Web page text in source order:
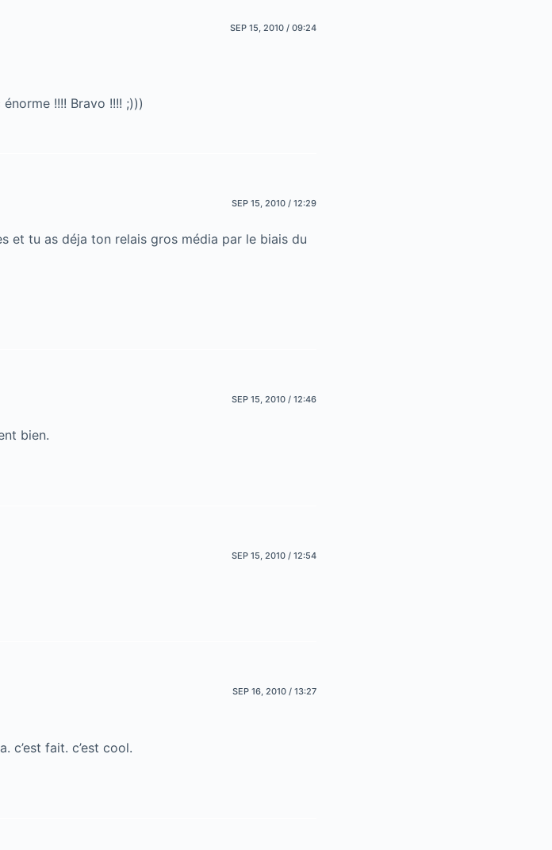
SEP 15, 2010 / 09:24
!!!! Bravo !!!! ;)))
SEP 15, 2010 / 12:29
et tu as déja ton relais gros média par le biais du
SEP 15, 2010 / 12:46
bien.
SEP 15, 2010 / 12:54
SEP 16, 2010 / 13:27
c’est fait. c’est cool.